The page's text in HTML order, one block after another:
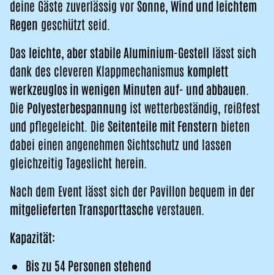
deine Gäste zuverlässig vorSonne , Wind und leichtem
Regen geschützt seid.
Das leichte, aber stabile Aluminium-Gestell lässt sich
dank des cleveren Klappmechanismus komplett
werkzeuglos in wenigen Minuten auf- und abbauen
Die Polyesterbespannung ist wetterbeständig, reißfest
und pflegeleicht. Die Seitenteile mit Fenstern bieten
dabei einen angenehmen Sichtschutz und lassen
gleichzeitig Tageslicht herein.
Nach dem Event lässt sich der Pavillon bequem in der
mitgelieferten Transporttasche verstauen.
Kapazität:
Bis zu 54 Personen stehend